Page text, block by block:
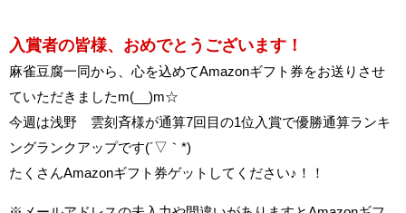
入賞者の皆様、おめでとうございます！
麻雀豆腐一同から、心を込めてAmazonギフト券をお送りさせ
ていただきましたm(__)m☆
今週は浅野 雲刻斉様が通算7回目の1位入賞で優勝通算ランキ
ングランクアップです(´▽｀*)
たくさんAmazonギフト券ゲットしてください♪！！